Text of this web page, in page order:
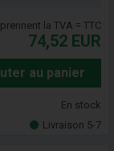
la TVA = TTC
74,52 EUR
au panier
En stock
Livraison 5-7